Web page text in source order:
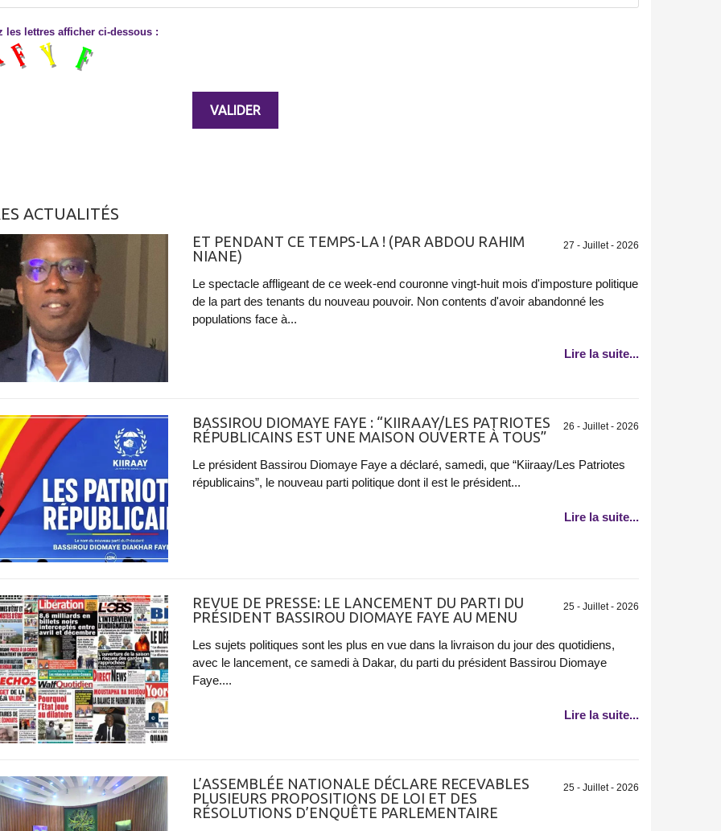
les lettres afficher ci-dessous :
ACTUALITÉS
27 - Juillet - 2026
ET PENDANT CE TEMPS-LA ! (PAR ABDOU RAHIM
NIANE)
Le spectacle affligeant de ce week-end couronne vingt-huit mois d'imposture politique
de la part des tenants du nouveau pouvoir. Non contents d'avoir abandonné les
populations face à...
Lire la suite...
26 - Juillet - 2026
BASSIROU DIOMAYE FAYE : “KIIRAAY/LES PATRIOTES
RÉPUBLICAINS EST UNE MAISON OUVERTE À TOUS”
Le président Bassirou Diomaye Faye a déclaré, samedi, que “Kiiraay/Les Patriotes
républicains”, le nouveau parti politique dont il est le président...
Lire la suite...
25 - Juillet - 2026
REVUE DE PRESSE: LE LANCEMENT DU PARTI DU
PRÉSIDENT BASSIROU DIOMAYE FAYE AU MENU
Les sujets politiques sont les plus en vue dans la livraison du jour des quotidiens,
avec le lancement, ce samedi à Dakar, du parti du président Bassirou Diomaye
Faye....
Lire la suite...
25 - Juillet - 2026
L’ASSEMBLÉE NATIONALE DÉCLARE RECEVABLES
PLUSIEURS PROPOSITIONS DE LOI ET DES
RÉSOLUTIONS D’ENQUÊTE PARLEMENTAIRE